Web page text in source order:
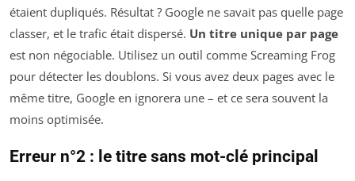
étaient dupliqués. Résultat ? Google ne savait pas quelle page
classer, et le trafic était dispersé. Un titre unique par page
est non négociable. Utilisez un outil comme Screaming Frog
pour détecter les doublons. Si vous avez deux pages avec le
même titre, Google en ignorera une – et ce sera souvent la
moins optimisée.
Erreur n°2 : le titre sans mot-clé principal